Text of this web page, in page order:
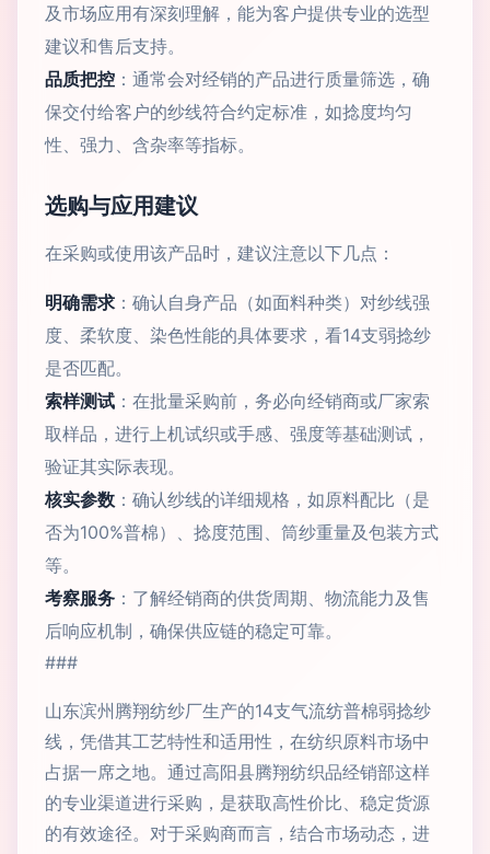
及市场应用有深刻理解，能为客户提供专业的选型
建议和售后支持。
品质把控 ：通常会对经销的产品进行质量筛选，确
保交付给客户的纱线符合约定标准，如捻度均匀
性、强力、含杂率等指标。
选购与应用建议
在采购或使用该产品时，建议注意以下几点：
明确需求 ：确认自身产品（如面料种类）对纱线强
度、柔软度、染色性能的具体要求，看14支弱捻纱
是否匹配。
索样测试 ：在批量采购前，务必向经销商或厂家索
取样品，进行上机试织或手感、强度等基础测试，
验证其实际表现。
核实参数 ：确认纱线的详细规格，如原料配比（是
否为100%普棉）、捻度范围、筒纱重量及包装方式
等。
考察服务 ：了解经销商的供货周期、物流能力及售
后响应机制，确保供应链的稳定可靠。
###
山东滨州腾翔纺纱厂生产的14支气流纺普棉弱捻纱
线，凭借其工艺特性和适用性，在纺织原料市场中
占据一席之地。通过高阳县腾翔纺织品经销部这样
的专业渠道进行采购，是获取高性价比、稳定货源
的有效途径。对于采购商而言，结合市场动态，进